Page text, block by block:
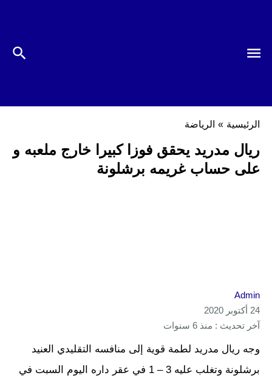
الرئيسية » الرياضة
ريال مدريد يحقق فوزا كبيرا خارج ملعبه و
على حساب غريمه برشلونة
Admin
24 أكتوبر 2020
آخر تحديث : منذ 6 سنوات
وجه ريال مدريد لطمة قوية إلى منافسه التقليدي العنيد
برشلونة وتغلب عليه 3 – 1 في عقر داره اليوم السبت في